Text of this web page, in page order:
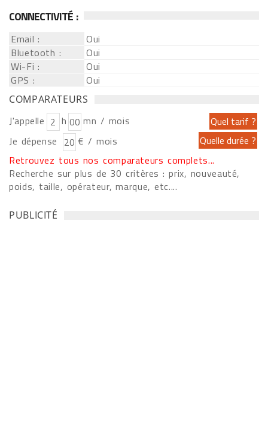
CONNECTIVITÉ :
Email :
Oui
Bluetooth :
Oui
Wi-Fi :
Oui
GPS :
Oui
COMPARATEURS
J'appelle h
mn / mois
Je dépense
€ / mois
Retrouvez tous nos comparateurs complets...
Recherche sur plus de 30 critères : prix, nouveauté,
poids, taille, opérateur, marque, etc....
PUBLICITÉ